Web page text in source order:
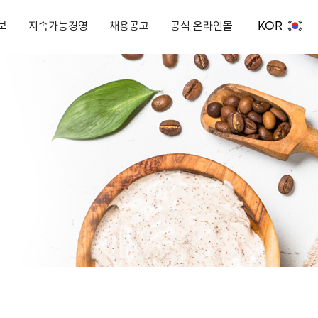
지속가능경영 채용공고 공식 온라인몰 KOR